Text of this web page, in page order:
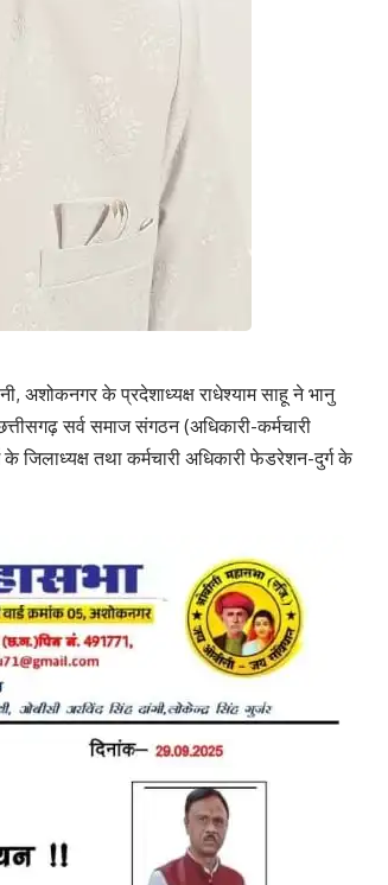
अशोकनगर के प्रदेशाध्यक्ष राधेश्याम साहू ने भानु
सर्व समाज संगठन (अधिकारी-कर्मचारी
जिलाध्यक्ष तथा कर्मचारी अधिकारी फेडरेशन-दुर्ग के